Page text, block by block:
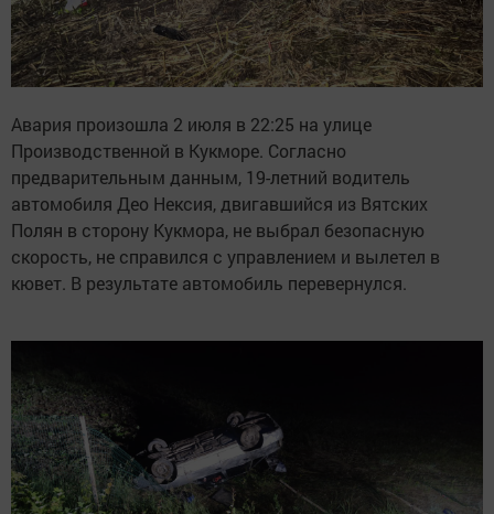
Авария произошла 2 июля в 22:25 на улице
Производственной в Кукморе. Согласно
предварительным данным, 19-летний водитель
автомобиля Део Нексия, двигавшийся из Вятских
Полян в сторону Кукмора, не выбрал безопасную
скорость, не справился с управлением и вылетел в
кювет. В результате автомобиль перевернулся.